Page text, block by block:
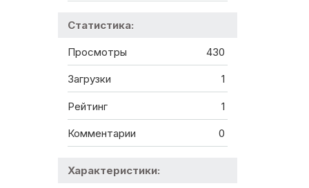
Статистика:
Просмотры 430
Загрузки 1
Рейтинг 1
Комментарии 0
Характеристики: